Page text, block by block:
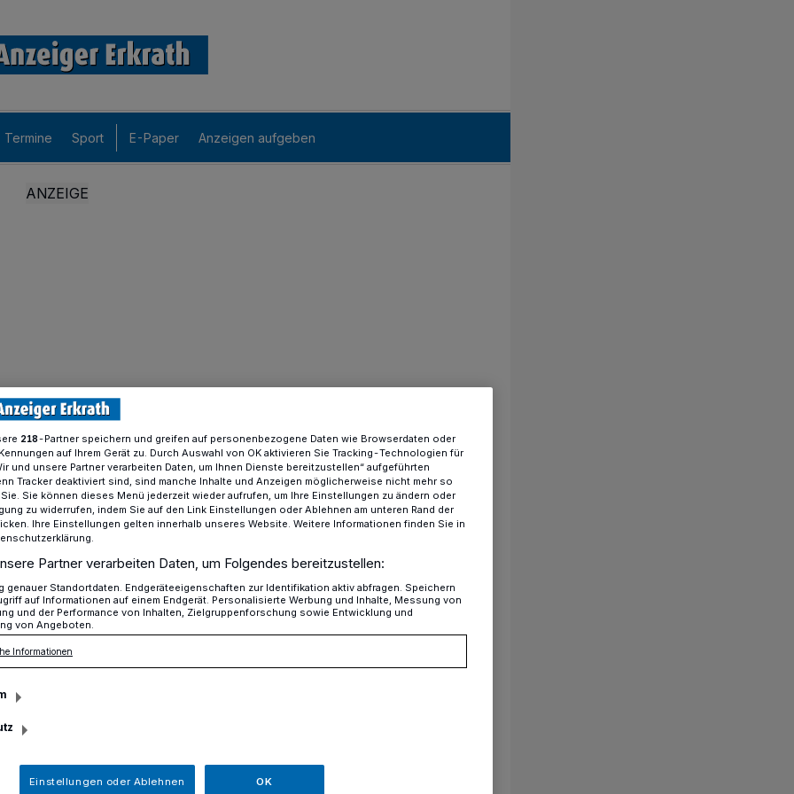
Termine Sport E-Paper Anzeigen aufgeben
Bücherwürmchen und Buchpiraten
für Kinder
und
der
bis zum Grundschulalter stellen
und Vorlesepaten
218-Partner speichern und greifen auf personenbezogene Daten wie Browserdaten oder
auf Ihrem Gerät zu. Durch Auswahl von OK aktivieren Sie Tracking-Technologien für
und unsere Partner verarbeiten Daten, um Ihnen Dienste bereitzustellen“ aufgeführten
Tracker deaktiviert sind, sind manche Inhalte und Anzeigen möglicherweise nicht mehr so
Sie können dieses Menü jederzeit wieder aufrufen, um Ihre Einstellungen zu ändern oder
zu widerrufen, indem Sie auf den Link Einstellungen oder Ablehnen am unteren Rand der
Ihre Einstellungen gelten innerhalb unseres Website. Weitere Informationen finden Sie in
Partner verarbeiten Daten, um Folgendes bereitzustellen:
genauer Standortdaten. Endgeräteeigenschaften zur Identifikation aktiv abfragen. Speichern
auf Informationen auf einem Endgerät. Personalisierte Werbung und Inhalte, Messung von
und der Performance von Inhalten, Zielgruppenforschung sowie Entwicklung und
von Angeboten.
Informationen
Einstellungen oder Ablehnen OK